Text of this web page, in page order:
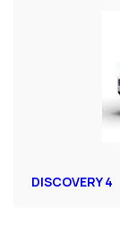
DISCOVERY 4